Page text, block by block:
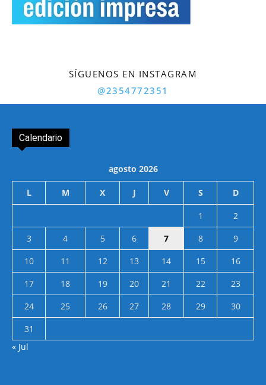
SÍGUENOS EN INSTAGRAM
@2354772351
Calendario
agosto 2026
L M X J V S D
1
2
3
4 5 6 7 8
9
10
11 12 13 14 15
16
17
18 19 20 21 22
23
24
25 26 27 28 29
30
31
« Jul